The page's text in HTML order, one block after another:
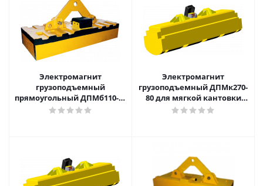
Электромагнит
грузоподъемный
прямоугольный ДПМб110-70
для перегрузки слябов,
Электромагнит
грузоподъемный ДПМк270-
80 для мягкой кантовки
слябов